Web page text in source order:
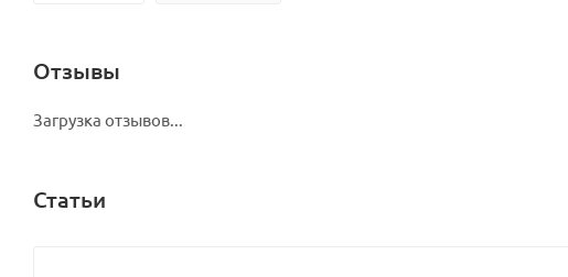
Отзывы
Загрузка отзывов...
Статьи